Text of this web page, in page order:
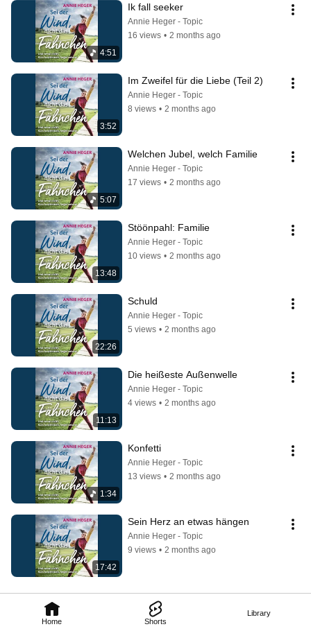
Home Shorts
Library
4:51
Ik fall seeker
Annie Heger - Topic
16 views • 2 months ago
3:52
Im Zweifel für die Liebe (Teil 2)
Annie Heger - Topic
8 views • 2 months ago
5:07
Welchen Jubel, welch Familie
Annie Heger - Topic
17 views • 2 months ago
13:48
Stöönpahl: Familie
Annie Heger - Topic
10 views • 2 months ago
22:26
Schuld
Annie Heger - Topic
5 views • 2 months ago
11:13
Die heißeste Außenwelle
Annie Heger - Topic
4 views • 2 months ago
1:34
Konfetti
Annie Heger - Topic
13 views • 2 months ago
17:42
Sein Herz an etwas hängen
Annie Heger - Topic
9 views • 2 months ago